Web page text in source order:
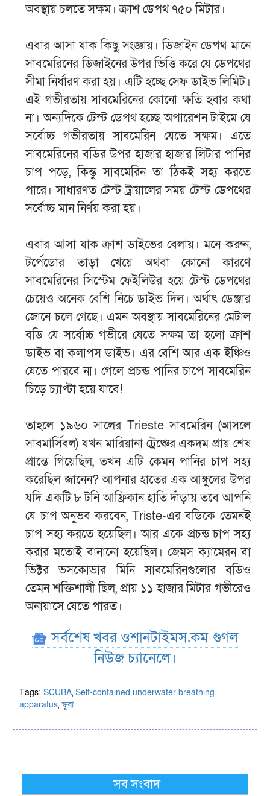
অবস্থায় চলতে সক্ষম। ক্রাশ ডেপথ ৭৫০ মিটার।
এবার আসা যাক কিছু সংজ্ঞায়। ডিজাইন ডেপথ মানে
সাবমেরিনের ডিজাইনের উপর ভিত্তি করে যে ডেপথের
সীমা নির্ধারণ করা হয়। এটি হচ্ছে সেফ ডাইভ লিমিট।
এই গভীরতায় সাবমেরিনের কোনো ক্ষতি হবার কথা
না। অন্যদিকে টেস্ট ডেপথ হচ্ছে অপারেশন টাইমে যে
সর্বোচ্চ গভীরতায় সাবমেরিন যেতে সক্ষম। এতে
সাবমেরিনের বডির উপর হাজার হাজার লিটার পানির
চাপ পড়ে, কিন্তু সাবমেরিন তা ঠিকই সহ্য করতে
পারে। সাধারণত টেস্ট ট্রায়ালের সময় টেস্ট ডেপথের
সর্বোচ্চ মান নির্ণয় করা হয়।
এবার আসা যাক ক্রাশ ডাইভের বেলায়। মনে করুন,
টর্পেডোর তাড়া খেয়ে অথবা কোনো কারণে
সাবমেরিনের সিস্টেম ফেইলিউর হয়ে টেস্ট ডেপথের
চেয়েও অনেক বেশি নিচে ডাইভ দিল। অর্থাৎ ডেঞ্জার
জোনে চলে গেছে। এমন অবস্থায় সাবমেরিনের মেটাল
বডি যে সর্বোচ্চ গভীরে যেতে সক্ষম তা হলো ক্রাশ
ডাইভ বা কলাপস ডাইভ। এর বেশি আর এক ইঞ্চিও
যেতে পারবে না। গেলে প্রচন্ড পানির চাপে সাবমেরিন
চিড়ে চ্যাপ্টা হয়ে যাবে!
তাহলে ১৯৬০ সালের Trieste সাবমেরিন (আসলে
সাবমার্সিবল) যখন মারিয়ানা ট্রেঞ্চের একদম প্রায় শেষ
প্রান্তে গিয়েছিল, তখন এটি কেমন পানির চাপ সহ্য
করেছিল জানেন? আপনার হাতের এক আঙ্গুলের উপর
যদি একটি ৮ টনি আফ্রিকান হাতি দাঁড়ায় তবে আপনি
যে চাপ অনুভব করবেন, Triste-এর বডিকে তেমনই
চাপ সহ্য করতে হয়েছিল। আর একে প্রচন্ড চাপ সহ্য
করার মতোই বানানো হয়েছিল। জেমস ক্যামেরন বা
ভিক্টর ভসকোভার মিনি সাবমেরিনগুলোর বডিও
তেমন শক্তিশালী ছিল, প্রায় ১১ হাজার মিটার গভীরেও
অনায়াসে যেতে পারত।
সর্বশেষ খবর ওশানটাইমস.কম গুগল
নিউজ চ্যানেলে।
Tags:SCUBA,Self-contained underwater breathing
apparatus,স্কুবা
সব সংবাদ